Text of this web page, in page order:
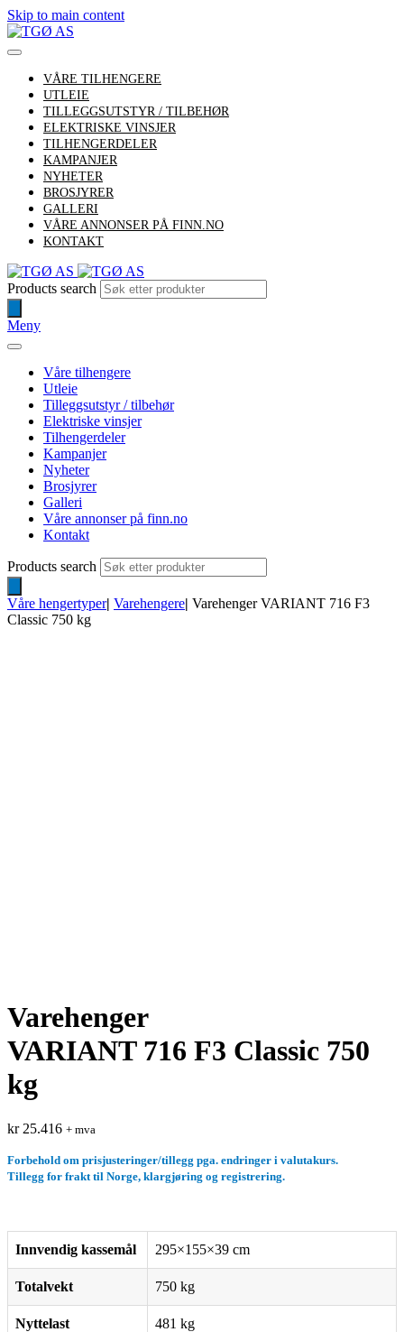
Skip to main content
VÅRE TILHENGERE
UTLEIE
TILLEGGSUTSTYR / TILBEHØR
ELEKTRISKE VINSJER
TILHENGERDELER
KAMPANJER
NYHETER
BROSJYRER
GALLERI
VÅRE ANNONSER PÅ FINN.NO
KONTAKT
Products search
Meny
Våre tilhengere
Utleie
Tilleggsutstyr / tilbehør
Elektriske vinsjer
Tilhengerdeler
Kampanjer
Nyheter
Brosjyrer
Galleri
Våre annonser på finn.no
Kontakt
Products search
Våre hengertyper| Varehengere| Varehenger VARIANT 716 F3
Classic 750 kg
Varehenger
VARIANT 716 F3 Classic 750
kg
kr25.416 + mva
Forbehold om prisjusteringer/tillegg pga. endringer i valutakurs.
Tillegg for frakt til Norge, klargjøring og registrering.
Innvendig kassemål 295×155×39 cm
Totalvekt 750 kg
Nyttelast 481 kg